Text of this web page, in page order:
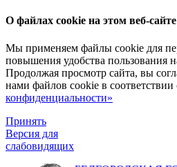
О файлах cookie на этом веб-сайте
Мы применяем файлы cookie для
повышения удобства пользования
Продолжая просмотр сайта, вы
нами файлов cookie в соответствии
конфиденциальности»
Принять
Версия для
слабовидящих